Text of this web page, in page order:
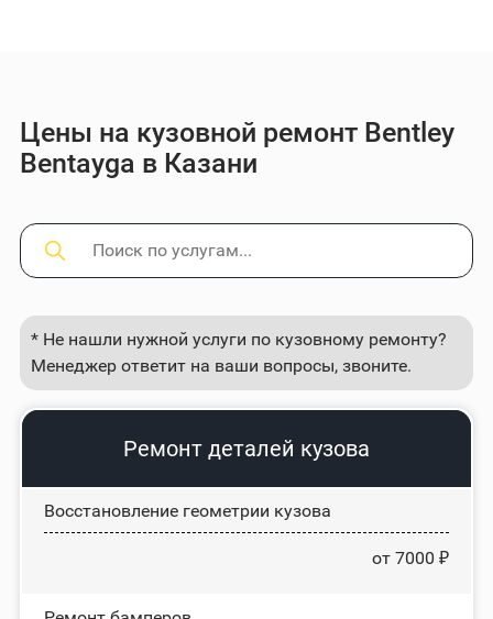
Цены на кузовной ремонт Bentley
Bentayga в Казани
* Не нашли нужной услуги по кузовному ремонту?
Менеджер ответит на ваши вопросы, звоните.
Ремонт деталей кузова
Восстановление геометрии кузова
от 7000 ₽